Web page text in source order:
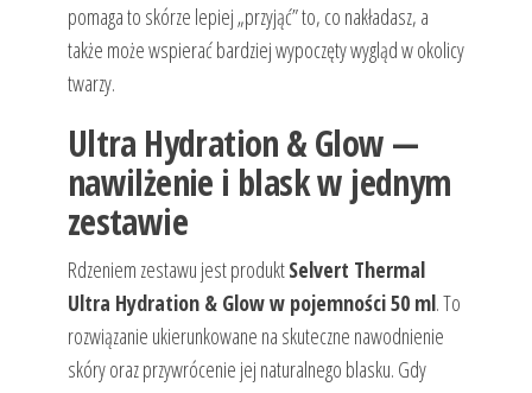
pomaga to skórze lepiej „przyjąć” to, co nakładasz, a
także może wspierać bardziej wypoczęty wygląd w okolicy
twarzy.
Ultra Hydration & Glow —
nawilżenie i blask w jednym
zestawie
Rdzeniem zestawu jest produktSelvert Thermal
Ultra Hydration & Glow w pojemności 50 ml. To
rozwiązanie ukierunkowane na skuteczne nawodnienie
skóry oraz przywrócenie jej naturalnego blasku. Gdy